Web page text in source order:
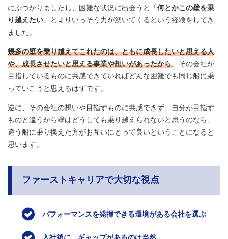
にぶつかりましたし、困難な状況に出会うと「何とかこの壁を乗
り越えたい 」とよりいっそう力が湧いてくるという経験をしてき
ました。
幾多の壁を乗り越えてこれたのは、ともに成長したいと思える人
や、成長させたいと思える事業や想いがあったから。その会社が
目指しているものに共感できていればどんな困難でも同じ船に乗
っていこうと思えるはずです。
逆に、その会社の想いや目指すものに共感できず、自分が目指す
ものと違うから壁はどうしても乗り越えられないと思うのなら、
違う船に乗り換えた方がお互いにとって良いということになると
思います。
ファーストキャリアで大切な視点
パフォーマンスを発揮できる環境がある会社を選ぶ